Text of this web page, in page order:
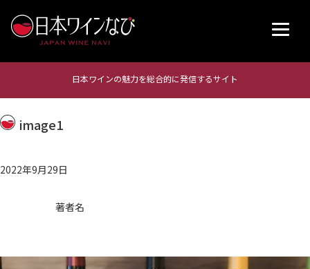
日本ワインの魅力を総合的に発信するサイト
image1
2022年9月29日
著者名